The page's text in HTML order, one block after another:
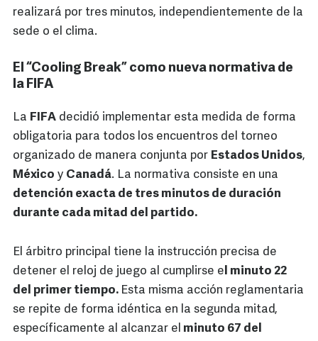
realizará por tres minutos, independientemente de la
sede o el clima.
El “Cooling Break” como nueva normativa de
la FIFA
La FIFA decidió implementar esta medida de forma
obligatoria para todos los encuentros del torneo
organizado de manera conjunta por Estados Unidos,
México y Canadá. La normativa consiste en una
detención exacta de tres minutos de duración
durante cada mitad del partido.
El árbitro principal tiene la instrucción precisa de
detener el reloj de juego al cumplirse el minuto 22
del primer tiempo. Esta misma acción reglamentaria
se repite de forma idéntica en la segunda mitad,
específicamente al alcanzar el minuto 67 del